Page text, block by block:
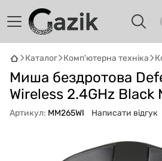
Каталог Комп'ютерна техніка
Миша бездротова
Wireless 2.4GHz Black
Артикул: MM265WI Написати відгук
Онлайн · пошук техніки
Привіт! 👋 Я Gazik AI —